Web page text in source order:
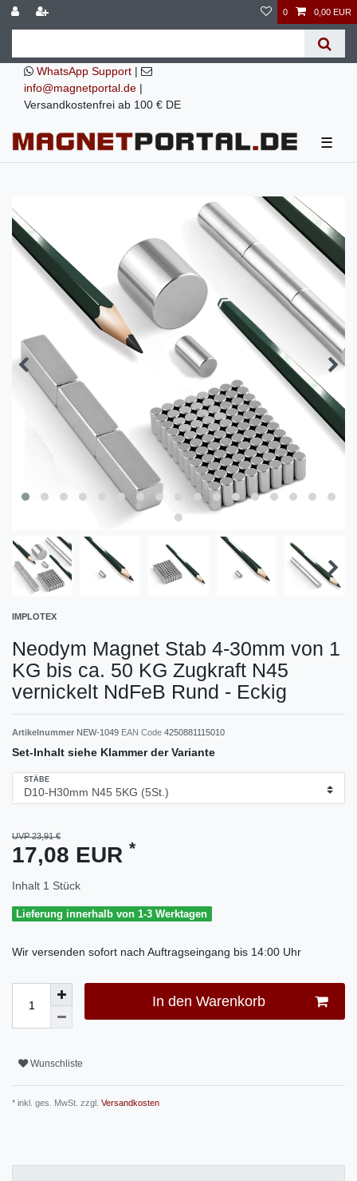
0 0,00 EUR
WhatsApp Support |
info@magnetportal.de |
Versandkostenfrei ab 100 € DE
☰
IMPLOTEX
Neodym Magnet Stab 4-30mm von 1
KG bis ca. 50 KG Zugkraft N45
vernickelt NdFeB Rund - Eckig
Artikelnummer NEW-1049 EAN Code 4250881115010
Set-Inhalt siehe Klammer der Variante
STÄBE
UVP 23,91 €
17,08 EUR *
Inhalt 1 Stück
Lieferung innerhalb von 1-3 Werktagen
Wir versenden sofort nach Auftragseingang bis 14:00 Uhr
In den Warenkorb
Wunschliste
* inkl. ges. MwSt. zzgl. Versandkosten